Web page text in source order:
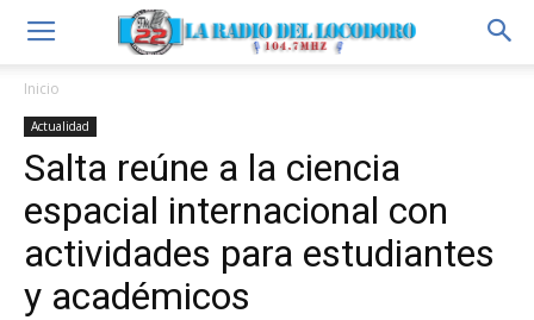
Inicio
Actualidad
Salta reúne a la ciencia
espacial internacional con
actividades para estudiantes
y académicos